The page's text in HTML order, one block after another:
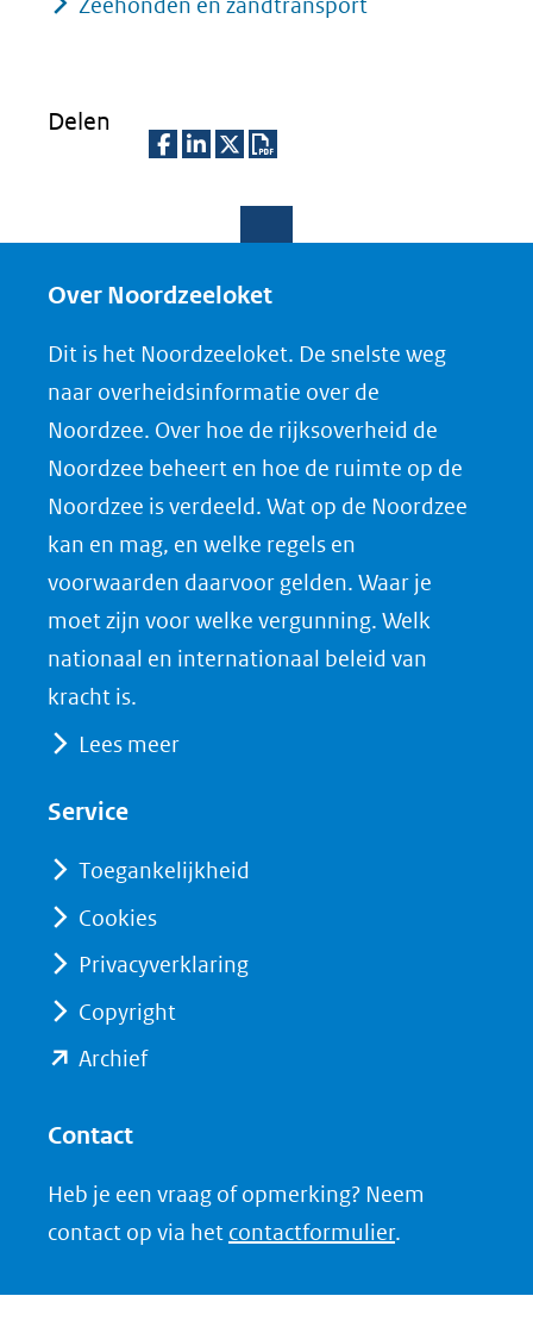
Zeehonden en zandtransport
Delen
e
o
p
F
a
c
e
b
o
o
in
(verwijst
een
andere
website)
e
o
p
L
i
n
k
e
d
I
(verwijst
andere
e
o
p
X
(opent
in
nieuw
venster)
(verwijst
naar
n
o
a
d
P
D
F
Over Noordzeeloket
Dit is het Noordzeeloket. De snelste weg
naar overheidsinformatie over de
Noordzee. Over hoe de rijksoverheid de
Noordzee beheert en hoe de ruimte op de
Noordzee is verdeeld. Wat op de Noordzee
kan en mag, en welke regels en
voorwaarden daarvoor gelden. Waar je
moet zijn voor welke vergunning. Welk
nationaal en internationaal beleid van
kracht is.
Lees meer
Service
Toegankelijkheid
Cookies
Privacyverklaring
Copyright
Archief(opent
(verwijst
naar
Contact
Heb je een vraag of opmerking? Neem
contact op via het contactformulier.